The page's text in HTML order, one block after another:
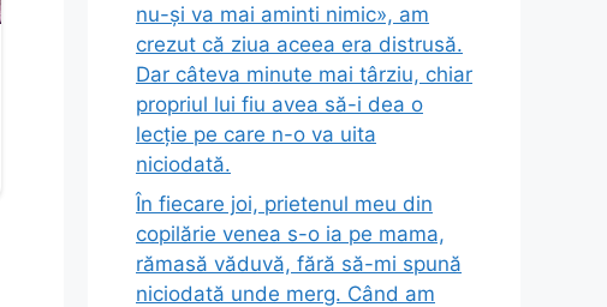
nu-și va mai aminti nimic», am
crezut că ziua aceea era distrusă.
Dar câteva minute mai târziu, chiar
propriul lui fiu avea să-i dea o
lecție pe care n-o va uita
niciodată.
În fiecare joi, prietenul meu din
copilărie venea s-o ia pe mama,
rămasă văduvă, fără să-mi spună
niciodată unde merg. Când am